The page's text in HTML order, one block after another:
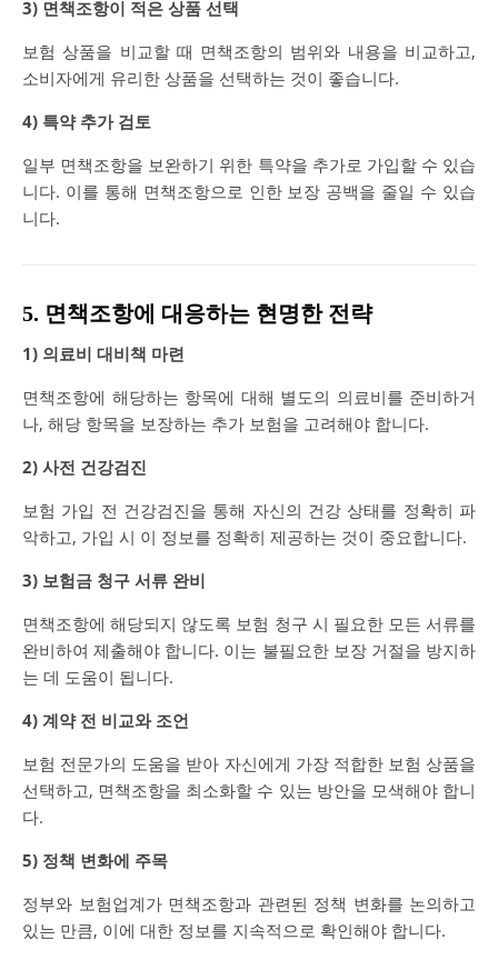
3) 면책조항이 적은 상품 선택
보험 상품을 비교할 때 면책조항의 범위와 내용을 비교하고,
소비자에게 유리한 상품을 선택하는 것이 좋습니다.
4) 특약 추가 검토
일부 면책조항을 보완하기 위한 특약을 추가로 가입할 수 있습
니다. 이를 통해 면책조항으로 인한 보장 공백을 줄일 수 있습
니다.
5. 면책조항에 대응하는 현명한 전략
1) 의료비 대비책 마련
면책조항에 해당하는 항목에 대해 별도의 의료비를 준비하거
나, 해당 항목을 보장하는 추가 보험을 고려해야 합니다.
2) 사전 건강검진
보험 가입 전 건강검진을 통해 자신의 건강 상태를 정확히 파
악하고, 가입 시 이 정보를 정확히 제공하는 것이 중요합니다.
3) 보험금 청구 서류 완비
면책조항에 해당되지 않도록 보험 청구 시 필요한 모든 서류를
완비하여 제출해야 합니다. 이는 불필요한 보장 거절을 방지하
는 데 도움이 됩니다.
4) 계약 전 비교와 조언
보험 전문가의 도움을 받아 자신에게 가장 적합한 보험 상품을
선택하고, 면책조항을 최소화할 수 있는 방안을 모색해야 합니
다.
5) 정책 변화에 주목
정부와 보험업계가 면책조항과 관련된 정책 변화를 논의하고
있는 만큼, 이에 대한 정보를 지속적으로 확인해야 합니다.